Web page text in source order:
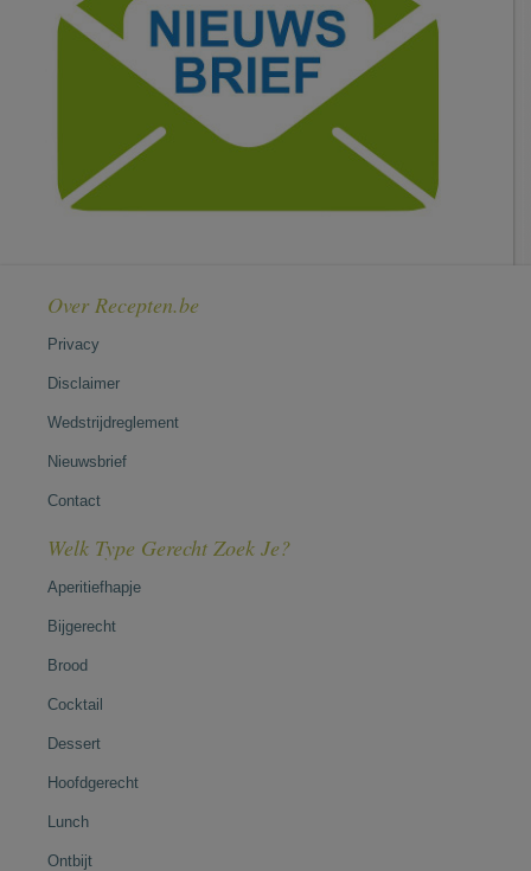
Over Recepten.be
Privacy
Disclaimer
Wedstrijdreglement
Nieuwsbrief
Contact
Welk Type Gerecht Zoek Je?
Aperitiefhapje
Bijgerecht
Brood
Cocktail
Dessert
Hoofdgerecht
Lunch
Ontbijt